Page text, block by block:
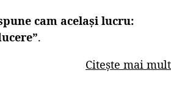
cam același lucru:
.
Citește mai mult